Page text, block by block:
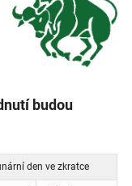
budou
den ve zkratce